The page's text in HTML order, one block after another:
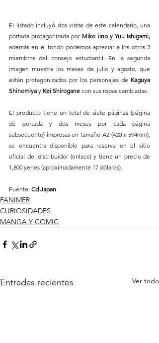
El listado incluyó dos vistas de este calendario, una
portada protagonizada por
además en el fondo podemos apreciar a los otros 3
miembros del consejo estudiantil. En la segunda
imagen muestra los meses de julio y agosto, que
están protagonizados por los personajes de Kaguya
Shinomiya y Kei Shirogane con sus ropas cambiadas.
El producto tiene un total de siete páginas (página
de portada y dos meses por cada página
subsecuente) impresas en tamaño A2 (420 x 594mm),
se encuentra disponible para reserva en el sitio
oficial del distribuidor (enlace) y tiene un precio de
1,800 yenes (aproximadamente 17 dólares).
Fuente: Cd Japan
FANIMER
CURIOSIDADES
MANGA Y COMIC
Entradas recientes Ver todo